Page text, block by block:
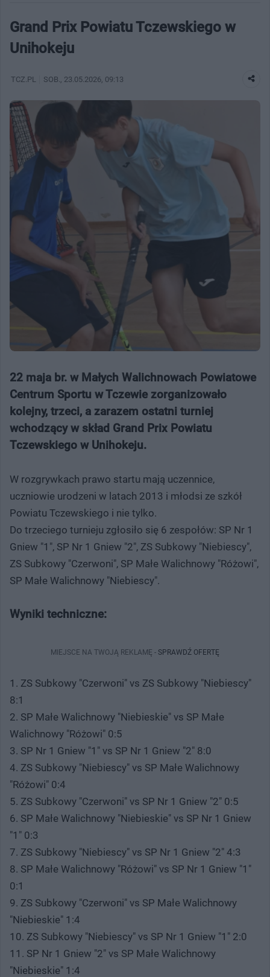
Grand Prix Powiatu Tczewskiego w
Unihokeju
TCZ.PL SOB. , 23.05.2026, 09:13
22 maja br. w Małych Walichnowach Powiatowe
Centrum Sportu w Tczewie zorganizowało
kolejny, trzeci, a zarazem ostatni turniej
wchodzący w skład Grand Prix Powiatu
Tczewskiego w Unihokeju.
W rozgrywkach prawo startu mają uczennice,
uczniowie urodzeni w latach 2013 i młodsi ze szkół
Powiatu Tczewskiego i nie tylko.
Do trzeciego turnieju zgłosiło się 6 zespołów: SP Nr 1
Gniew "1", SP Nr 1 Gniew "2", ZS Subkowy "Niebiescy",
ZS Subkowy "Czerwoni", SP Małe Walichnowy "Różowi",
SP Małe Walichnowy "Niebiescy".
Wyniki techniczne:
MIEJSCE NA TWOJĄ REKLAMĘ - SPRAWDŹ OFERTĘ
1. ZS Subkowy "Czerwoni" vs ZS Subkowy "Niebiescy"
8:1
2. SP Małe Walichnowy "Niebieskie" vs SP Małe
Walichnowy "Różowi" 0:5
3. SP Nr 1 Gniew "1" vs SP Nr 1 Gniew "2" 8:0
4. ZS Subkowy "Niebiescy" vs SP Małe Walichnowy
"Różowi" 0:4
5. ZS Subkowy "Czerwoni" vs SP Nr 1 Gniew "2" 0:5
6. SP Małe Walichnowy "Niebieskie" vs SP Nr 1 Gniew
"1" 0:3
7. ZS Subkowy "Niebiescy" vs SP Nr 1 Gniew "2" 4:3
8. SP Małe Walichnowy "Różowi" vs SP Nr 1 Gniew "1"
0:1
9. ZS Subkowy "Czerwoni" vs SP Małe Walichnowy
"Niebieskie" 1:4
10. ZS Subkowy "Niebiescy" vs SP Nr 1 Gniew "1" 2:0
11. SP Nr 1 Gniew "2" vs SP Małe Walichnowy
"Niebieskie" 1:4